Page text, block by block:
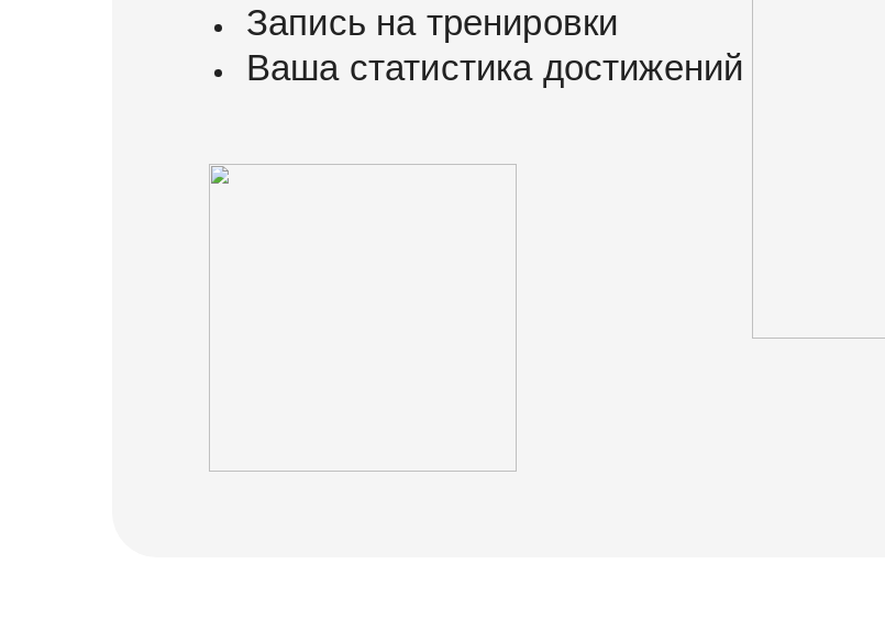
Запись на тренировки
Ваша статистика достижений